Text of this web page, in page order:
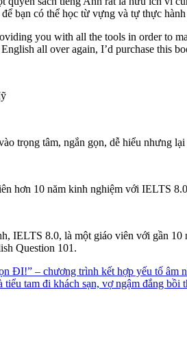
bạn có thể học từ vựng và tự thực
you with all the tools in order to
all over again, I’d purchase this
trọng tâm, ngắn gọn, dễ hiểu nhưng
hơn 10 năm kinh nghiệm với IELTS 8.0
IELTS 8.0, là một giáo viên với gần 10
Question 101.
ĐI!” – chương trình kết hợp yếu tố âm
tiểu tam đi khách sạn, vợ ngậm đắng bồi